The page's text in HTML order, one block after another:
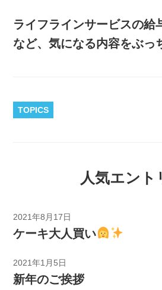
ライフラインサービスの給
など、気になる内容をぶっ
TOPICS
人気エント
2021年8月17日
ケーキ大人買い
2021年1月5日
新年のご挨拶